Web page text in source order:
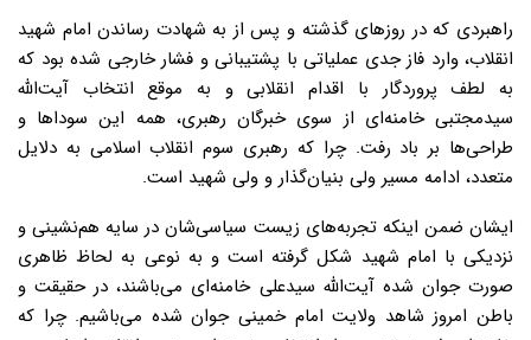
راهبردی که در روزهای گذشته و پس از به شهادت رساندن امام شهید
انقلاب، وارد فاز جدی عملیاتی با پشتیبانی و فشار خارجی شده بود که
به لطف پروردگار با اقدام انقلابی و به موقع انتخاب آیت‌الله
سیدمجتبی خامنه‌ای از سوی خبرگان رهبری، همه این سوداها و
طراحی‌ها بر باد رفت. چرا که رهبری سوم انقلاب اسلامی به دلایل
متعدد، ادامه مسیر ولی بنیان‌گذار و ولی شهید است.
ایشان ضمن اینکه تجربه‌های زیست سیاسی‌شان در سایه هم‌نشینی و
نزدیکی با امام شهید شکل گرفته است و به نوعی به لحاظ ظاهری
صورت جوان شده آیت‌الله سیدعلی خامنه‌ای می‌باشند، در حقیقت و
باطن امروز شاهد ولایت امام خمینی جوان شده می‌باشیم. چرا که